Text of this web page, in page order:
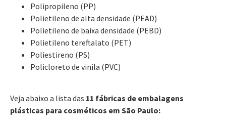
Polipropileno (PP)
Polietileno de alta densidade (PEAD)
Polietileno de baixa densidade (PEBD)
Polietileno tereftalato (PET)
Poliestireno (PS)
Policloreto de vinila (PVC)
Veja abaixo a lista das 11 fábricas de embalagens
plásticas para cosméticos em São Paulo: